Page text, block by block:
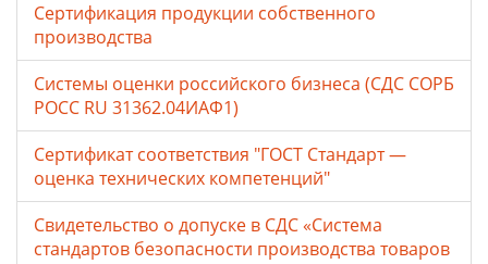
Сертификация продукции собственного
производства
Системы оценки российского бизнеса (СДС СОРБ
РОСС RU 31362.04ИАФ1)
Сертификат соответствия "ГОСТ Стандарт —
оценка технических компетенций"
Свидетельство о допуске в СДС «Система
стандартов безопасности производства товаров